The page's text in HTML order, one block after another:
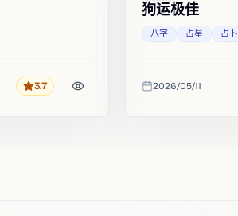
评分3.7
狗运极佳
八字 占星 占卜
收录时间
2026/05/11